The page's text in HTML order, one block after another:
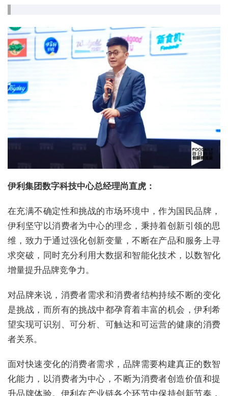
伊利集团数字科技中心总经理尚直虎：
在充满不确定性和挑战的市场环境中，作为国民品牌，
伊利坚守以消费者为中心的理念，秉持着创新引领的思
维，致力于通过强化创新变量，不断在产品和服务上寻
求突破，同时充分利用大数据和智能化技术，以数智化
增量提升品牌竞争力。
对品牌来说，消费者需求和消费者结构持续不断的变化
是挑战，而所有的挑战中都孕育着丰富的机会，伊利希
望实现可识别、可分析、可触达和可运营的健康的消费
者关系。
面对快速变化的消费者需求，品牌需要构建真正的数智
化能力，以消费者为中心，不断为消费者创造价值和提
升品牌体验。伊利在产业链各个环节中保持创新节奏，